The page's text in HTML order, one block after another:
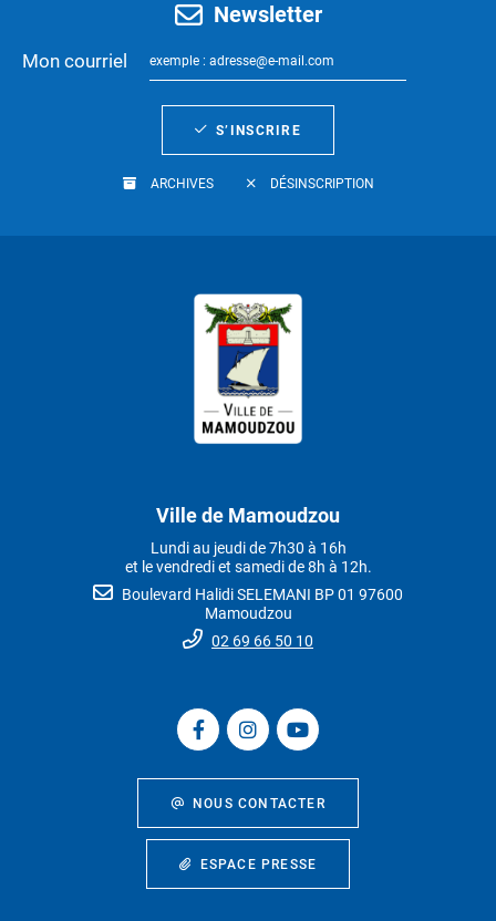
Newsletter
Mon courriel
S’INSCRIRE
ARCHIVES DÉSINSCRIPTION
Ville de Mamoudzou
Lundi au jeudi de 7h30 à 16h
et le vendredi et samedi de 8h à 12h.
Boulevard Halidi SELEMANI BP 01 97600
Mamoudzou
02 69 66 50 10
NOUS CONTACTER
ESPACE PRESSE